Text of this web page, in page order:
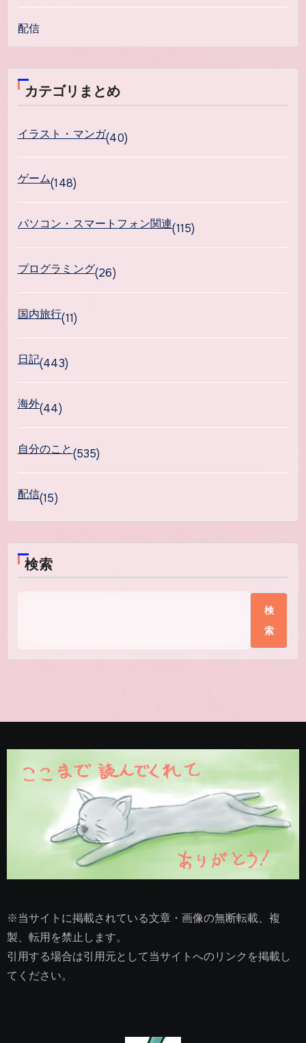
配信
カテゴリまとめ
イラスト・マンガ(40)
ゲーム(148)
パソコン・スマートフォン関連(115)
プログラミング(26)
国内旅行(11)
日記(443)
海外(44)
自分のこと(535)
配信(15)
検索
検
索
※当サイトに掲載されている文章・画像の無断転載、複
製、転用を禁止します。
引用する場合は引用元として当サイトへのリンクを掲載し
てください。